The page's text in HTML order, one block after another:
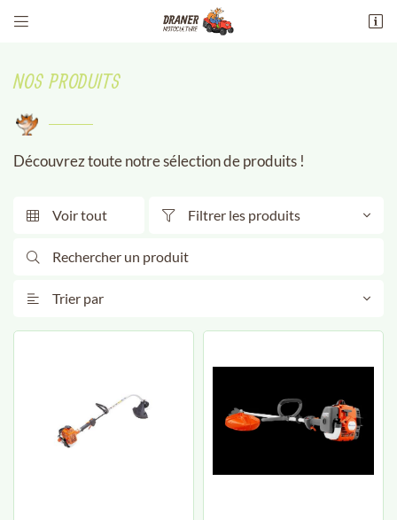
 
13 Av. maréchal philippe leclerc de
18100 Vierzon
 Recopier le code ci-contre
NOS PRODUITS
Découvrez toute notre sélection de produits !
 Voir tout  Filtrer les produits

 Trier par